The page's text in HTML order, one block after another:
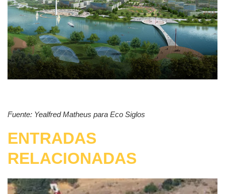
Fuente: Yealfred Matheus para Eco Siglos
ENTRADAS
RELACIONADAS